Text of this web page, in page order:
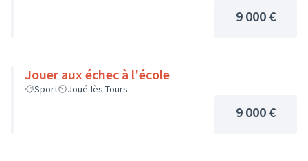
9 000 €
Jouer aux échec à l'école
Sport Joué-lès-Tours
9 000 €